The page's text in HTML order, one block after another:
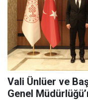
Vali Ünlüer ve
Genel